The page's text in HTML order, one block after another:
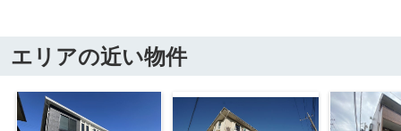
エリアの近い物件